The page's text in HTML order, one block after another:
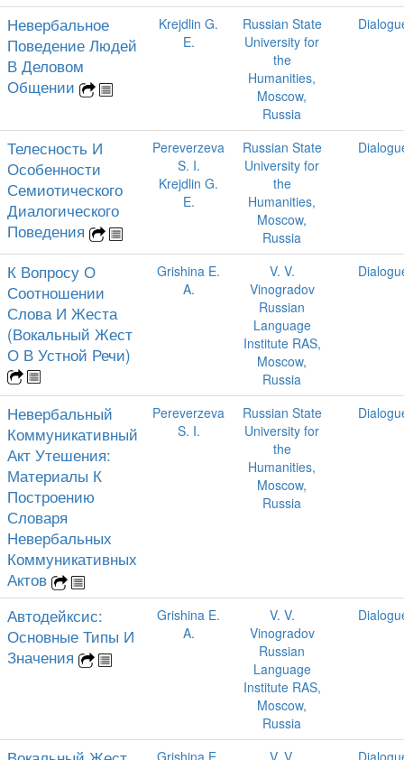
Невербальное
Поведение Людей
В Деловом
Общении
Krejdlin G.
E.
Russian State
University for
the
Humanities,
Moscow,
Russia
Телесность И
Особенности
Семиотического
Диалогического
Поведения
Pereverzeva
S. I.
Krejdlin G.
E.
Russian State
University for
the
Humanities,
Moscow,
Russia
К Вопросу О
Соотношении
Слова И Жеста
(Вокальный Жест
О В Устной Речи)
Grishina E.
A.
V. V.
Vinogradov
Russian
Language
Institute RAS,
Moscow,
Russia
Невербальный
Коммуникативный
Акт Утешения:
Материалы К
Построению
Словаря
Невербальных
Коммуникативных
Актов
Pereverzeva
S. I.
Russian State
University for
the
Humanities,
Moscow,
Russia
Автодейксис:
Основные Типы И
Значения
Grishina E.
A.
V. V.
Vinogradov
Russian
Language
Institute RAS,
Moscow,
Russia
Grishina E. V. V.